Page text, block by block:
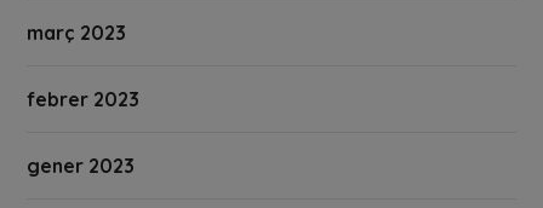
març 2023
febrer 2023
gener 2023